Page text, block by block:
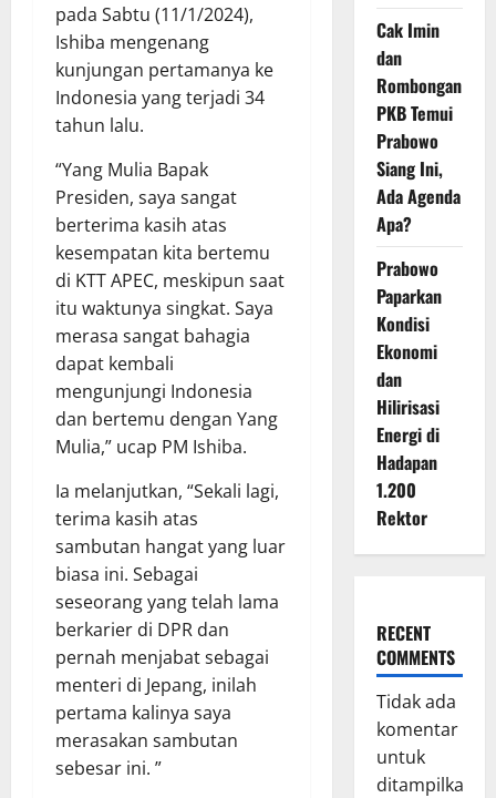
pada Sabtu (11/1/2024),
Ishiba mengenang
kunjungan pertamanya ke
Indonesia yang terjadi 34
tahun lalu.
“Yang Mulia Bapak
Presiden, saya sangat
berterima kasih atas
kesempatan kita bertemu
di KTT APEC, meskipun saat
itu waktunya singkat. Saya
merasa sangat bahagia
dapat kembali
mengunjungi Indonesia
dan bertemu dengan Yang
Mulia,” ucap PM Ishiba.
Ia melanjutkan, “Sekali lagi,
terima kasih atas
sambutan hangat yang luar
biasa ini. Sebagai
seseorang yang telah lama
berkarier di DPR dan
pernah menjabat sebagai
menteri di Jepang, inilah
pertama kalinya saya
merasakan sambutan
sebesar ini. ”
Cak Imin
dan
Rombongan
PKB Temui
Prabowo
Siang Ini,
Ada Agenda
Apa?
Prabowo
Paparkan
Kondisi
Ekonomi
dan
Hilirisasi
Energi di
Hadapan
1.200
Rektor
RECENT
COMMENTS
Tidak ada
komentar
untuk
ditampilkan.